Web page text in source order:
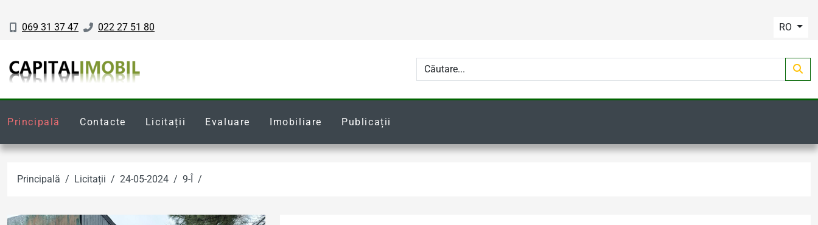
069 31 37 47 022 27 51 80 RO
Principală Contacte Licitații Evaluare Imobiliare Publicații
Principală Licitații 24-05-2024 9-Î